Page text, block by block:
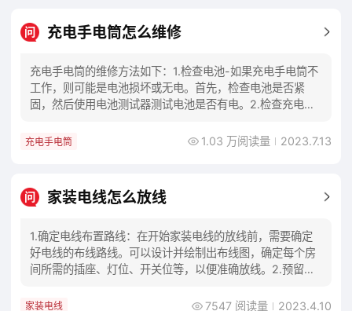
问 充电手电筒怎么维修
充电手电筒的维修方法如下：1.检查电池-如果充电手电筒不
工作，则可能是电池损坏或无电。首先，检查电池是否紧
固，然后使用电池测试器测试电池是否有电。2.检查充电器-
充电手电筒 1.03 万阅读量 2023.7.13
问 家装电线怎么放线
1.确定电线布置路线：在开始家装电线的放线前，需要确定
好电线的布线路线。可以设计并绘制出布线图，确定每个房
间所需的插座、灯位、开关位等，以便准确放线。2.预留电
家装电线 7547 阅读量 2023.4.10